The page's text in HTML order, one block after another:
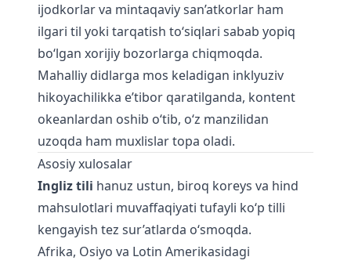
ijodkorlar va mintaqaviy san’atkorlar ham
ilgari til yoki tarqatish to‘siqlari sabab yopiq
bo‘lgan xorijiy bozorlarga chiqmoqda.
Mahalliy didlarga mos keladigan inklyuziv
hikoyachilikka e’tibor qaratilganda, kontent
okeanlardan oshib o‘tib, o‘z manzilidan
uzoqda ham muxlislar topa oladi.
Asosiy xulosalar
Ingliz tili hanuz ustun, biroq koreys va hind
mahsulotlari muvaffaqiyati tufayli ko‘p tilli
kengayish tez sur’atlarda o‘smoqda.
Afrika, Osiyo va Lotin Amerikasidagi